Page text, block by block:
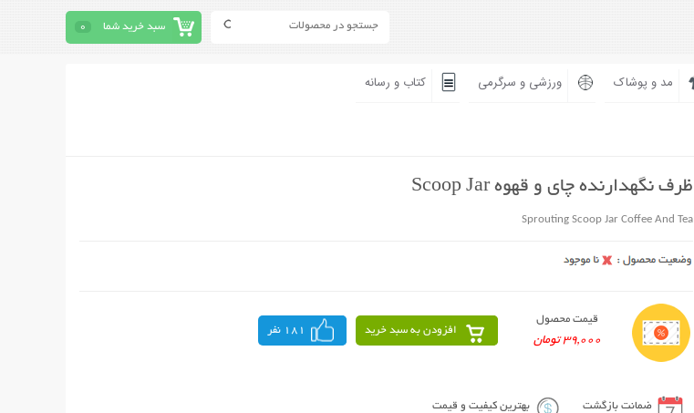
سبد خرید شما 0
مد و پوشاک ورزشی و سرگرمی کتاب و رسانه
ظرف نگهدارنده چای و قهوه Scoop Jar
Sprouting Scoop Jar Coffee And Tea
قیمت محصول
39,000 تومان
افزودن به سبد خرید 181 نفر
ضمانت بازگشت بهترین کیفیت و قیمت